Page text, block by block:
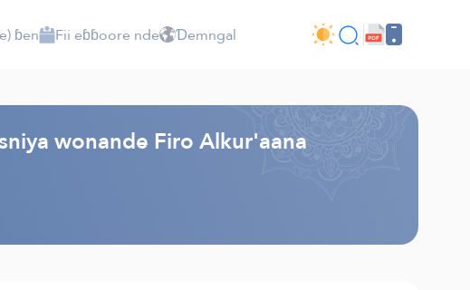
ɓen Fii eɓɓoore nde Ɗemngal
wonande Firo Alkur'aana